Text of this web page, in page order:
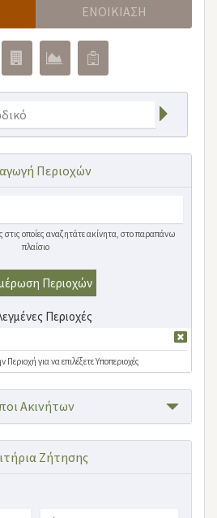
ΕΝΟΙΚΊΑΣΗ
Περιοχών
στις οποίες αναζητάτε ακίνητα, στο παραπάνω
πλαίσιο
Περιοχών
Περιοχές
για να επιλέξετε Υποπεριοχές
Ακινήτων
Ζήτησης